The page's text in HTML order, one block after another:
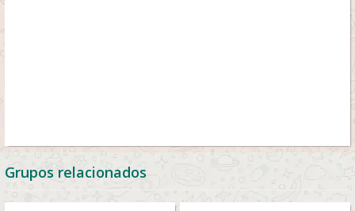
Grupos relacionados